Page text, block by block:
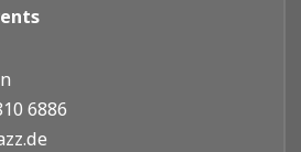
6886